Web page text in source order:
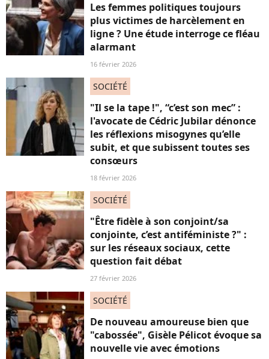
Les femmes politiques toujours
plus victimes de harcèlement en
ligne ? Une étude interroge ce fléau
alarmant
16 février 2026
SOCIÉTÉ
"Il se la tape !", “c’est son mec” :
l'avocate de Cédric Jubilar dénonce
les réflexions misogynes qu’elle
subit, et que subissent toutes ses
consœurs
18 février 2026
SOCIÉTÉ
"Être fidèle à son conjoint/sa
conjointe, c’est antiféministe ?" :
sur les réseaux sociaux, cette
question fait débat
27 février 2026
SOCIÉTÉ
De nouveau amoureuse bien que
"cabossée", Gisèle Pélicot évoque sa
nouvelle vie avec émotions